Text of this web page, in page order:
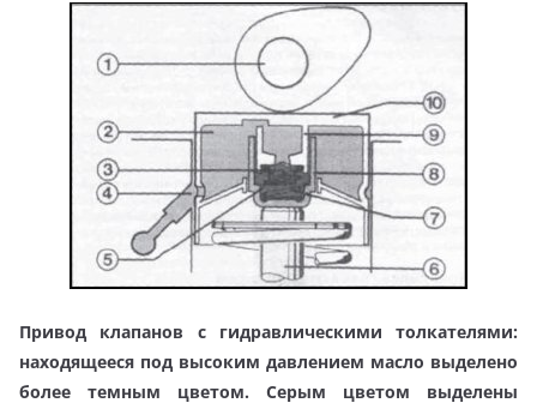
Привод клапанов с гидравлическими толкателями:
находящееся под высоким давлением масло выделено
более темным цветом. Серым цветом выделены